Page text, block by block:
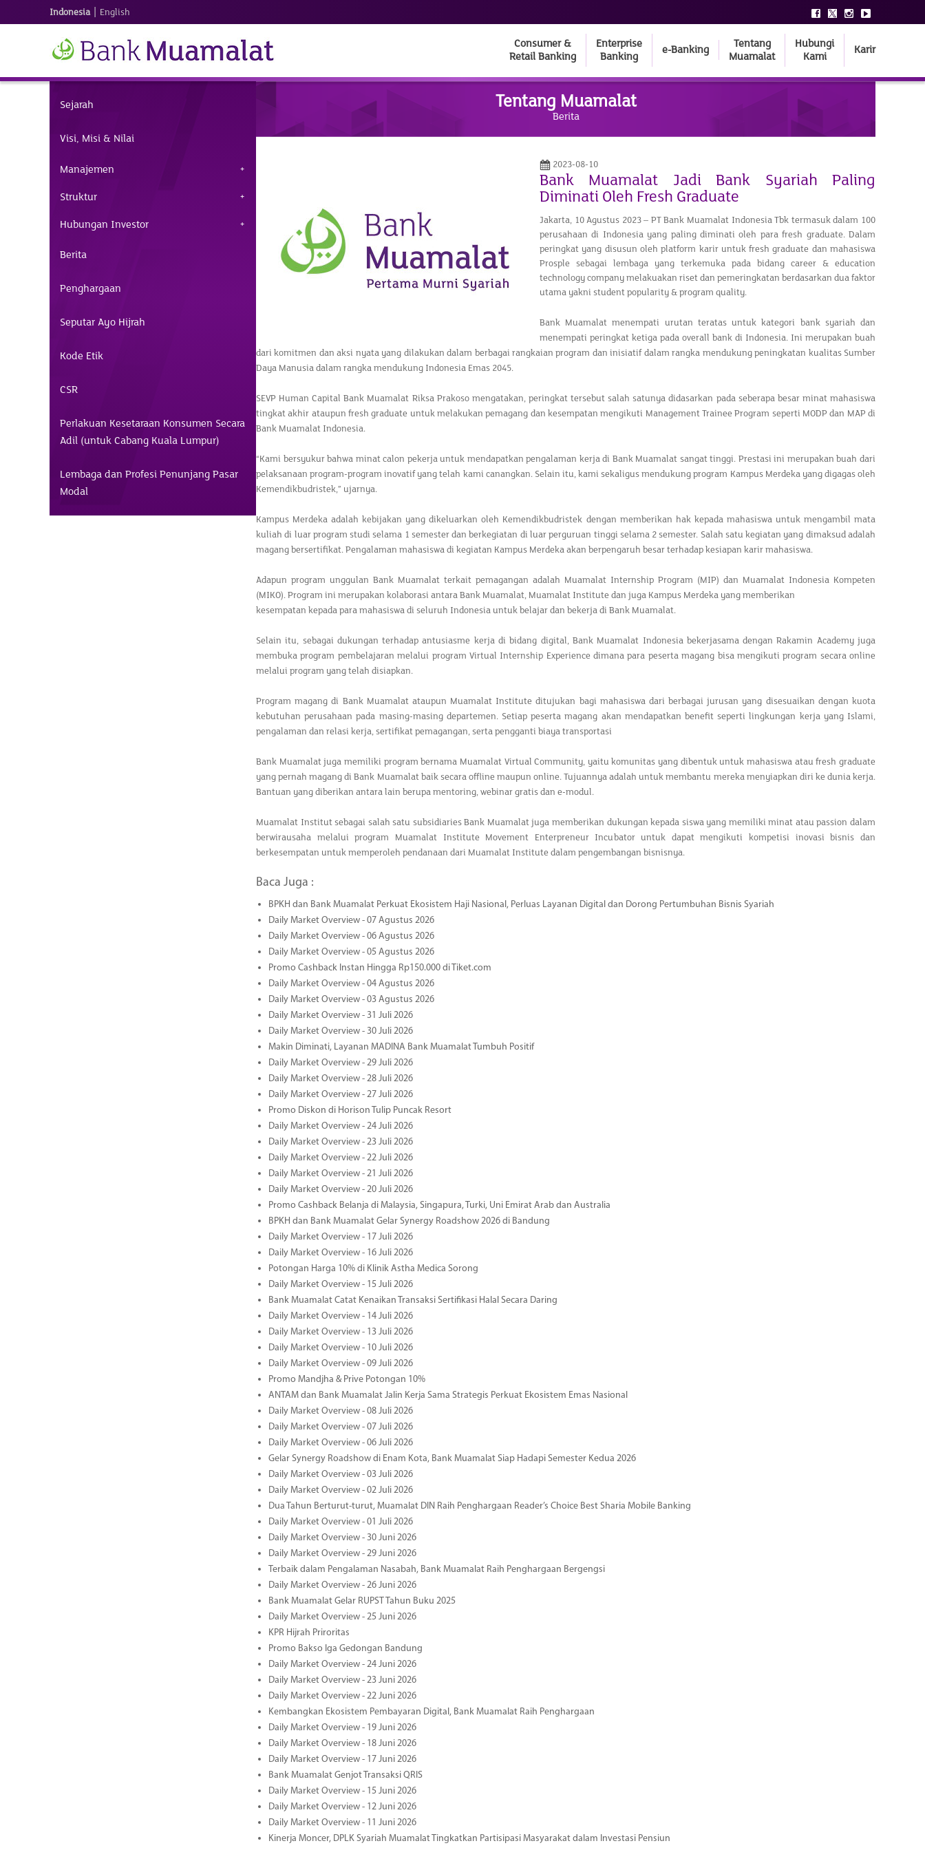
Indonesia | English
Consumer &
Retail Banking
Enterprise
Banking
e-Banking
Tentang
Muamalat
Hubungi
Kami
Karir
Sejarah
Visi, Misi & Nilai
Manajemen
Struktur
Hubungan Investor
Berita
Penghargaan
Seputar Ayo Hijrah
Kode Etik
CSR
Perlakuan Kesetaraan Konsumen Secara
Adil (untuk Cabang Kuala Lumpur)
Lembaga dan Profesi Penunjang Pasar
Modal
Tentang Muamalat
Berita
2023-08-10
Bank Muamalat Jadi Bank Syariah Paling
Diminati Oleh Fresh Graduate
Jakarta, 10 Agustus 2023 – PT Bank Muamalat Indonesia Tbk termasuk dalam 100
perusahaan di Indonesia yang paling diminati oleh para fresh graduate. Dalam
peringkat yang disusun oleh platform karir untuk fresh graduate dan mahasiswa
Prosple sebagai lembaga yang terkemuka pada bidang career & education
technology company melakuakan riset dan pemeringkatan berdasarkan dua faktor
utama yakni student popularity & program quality.
Bank Muamalat menempati urutan teratas untuk kategori bank syariah dan
menempati peringkat ketiga pada overall bank di Indonesia. Ini merupakan buah
dari komitmen dan aksi nyata yang dilakukan dalam berbagai rangkaian program dan inisiatif dalam rangka mendukung peningkatan kualitas Sumber
Daya Manusia dalam rangka mendukung Indonesia Emas 2045.
SEVP Human Capital Bank Muamalat Riksa Prakoso mengatakan, peringkat tersebut salah satunya didasarkan pada seberapa besar minat mahasiswa
tingkat akhir ataupun fresh graduate untuk melakukan pemagang dan kesempatan mengikuti Management Trainee Program seperti MODP dan MAP di
Bank Muamalat Indonesia.
“Kami bersyukur bahwa minat calon pekerja untuk mendapatkan pengalaman kerja di Bank Muamalat sangat tinggi. Prestasi ini merupakan buah dari
pelaksanaan program-program inovatif yang telah kami canangkan. Selain itu, kami sekaligus mendukung program Kampus Merdeka yang digagas oleh
Kemendikbudristek,” ujarnya.
Kampus Merdeka adalah kebijakan yang dikeluarkan oleh Kemendikbudristek dengan memberikan hak kepada mahasiswa untuk mengambil mata
kuliah di luar program studi selama 1 semester dan berkegiatan di luar perguruan tinggi selama 2 semester. Salah satu kegiatan yang dimaksud adalah
magang bersertifikat. Pengalaman mahasiswa di kegiatan Kampus Merdeka akan berpengaruh besar terhadap kesiapan karir mahasiswa.
Adapun program unggulan Bank Muamalat terkait pemagangan adalah Muamalat Internship Program (MIP) dan Muamalat Indonesia Kompeten
(MIKO). Program ini merupakan kolaborasi antara Bank Muamalat, Muamalat Institute dan juga Kampus Merdeka yang memberikan
kesempatan kepada para mahasiswa di seluruh Indonesia untuk belajar dan bekerja di Bank Muamalat.
Selain itu, sebagai dukungan terhadap antusiasme kerja di bidang digital, Bank Muamalat Indonesia bekerjasama dengan Rakamin Academy juga
membuka program pembelajaran melalui program Virtual Internship Experience dimana para peserta magang bisa mengikuti program secara online
melalui program yang telah disiapkan.
Program magang di Bank Muamalat ataupun Muamalat Institute ditujukan bagi mahasiswa dari berbagai jurusan yang disesuaikan dengan kuota
kebutuhan perusahaan pada masing-masing departemen. Setiap peserta magang akan mendapatkan benefit seperti lingkungan kerja yang Islami,
pengalaman dan relasi kerja, sertifikat pemagangan, serta pengganti biaya transportasi
Bank Muamalat juga memiliki program bernama Muamalat Virtual Community, yaitu komunitas yang dibentuk untuk mahasiswa atau fresh graduate
yang pernah magang di Bank Muamalat baik secara offline maupun online. Tujuannya adalah untuk membantu mereka menyiapkan diri ke dunia kerja.
Bantuan yang diberikan antara lain berupa mentoring, webinar gratis dan e-modul.
Muamalat Institut sebagai salah satu subsidiaries Bank Muamalat juga memberikan dukungan kepada siswa yang memiliki minat atau passion dalam
berwirausaha melalui program Muamalat Institute Movement Enterpreneur Incubator untuk dapat mengikuti kompetisi inovasi bisnis dan
berkesempatan untuk memperoleh pendanaan dari Muamalat Institute dalam pengembangan bisnisnya.
Baca Juga :
BPKH dan Bank Muamalat Perkuat Ekosistem Haji Nasional, Perluas Layanan Digital dan Dorong Pertumbuhan Bisnis Syariah
Daily Market Overview - 07 Agustus 2026
Daily Market Overview - 06 Agustus 2026
Daily Market Overview - 05 Agustus 2026
Promo Cashback Instan Hingga Rp150.000 di Tiket.com
Daily Market Overview - 04 Agustus 2026
Daily Market Overview - 03 Agustus 2026
Daily Market Overview - 31 Juli 2026
Daily Market Overview - 30 Juli 2026
Makin Diminati, Layanan MADINA Bank Muamalat Tumbuh Positif
Daily Market Overview - 29 Juli 2026
Daily Market Overview - 28 Juli 2026
Daily Market Overview - 27 Juli 2026
Promo Diskon di Horison Tulip Puncak Resort
Daily Market Overview - 24 Juli 2026
Daily Market Overview - 23 Juli 2026
Daily Market Overview - 22 Juli 2026
Daily Market Overview - 21 Juli 2026
Daily Market Overview - 20 Juli 2026
Promo Cashback Belanja di Malaysia, Singapura, Turki, Uni Emirat Arab dan Australia
BPKH dan Bank Muamalat Gelar Synergy Roadshow 2026 di Bandung
Daily Market Overview - 17 Juli 2026
Daily Market Overview - 16 Juli 2026
Potongan Harga 10% di Klinik Astha Medica Sorong
Daily Market Overview - 15 Juli 2026
Bank Muamalat Catat Kenaikan Transaksi Sertifikasi Halal Secara Daring
Daily Market Overview - 14 Juli 2026
Daily Market Overview - 13 Juli 2026
Daily Market Overview - 10 Juli 2026
Daily Market Overview - 09 Juli 2026
Promo Mandjha & Prive Potongan 10%
ANTAM dan Bank Muamalat Jalin Kerja Sama Strategis Perkuat Ekosistem Emas Nasional
Daily Market Overview - 08 Juli 2026
Daily Market Overview - 07 Juli 2026
Daily Market Overview - 06 Juli 2026
Gelar Synergy Roadshow di Enam Kota, Bank Muamalat Siap Hadapi Semester Kedua 2026
Daily Market Overview - 03 Juli 2026
Daily Market Overview - 02 Juli 2026
Dua Tahun Berturut-turut, Muamalat DIN Raih Penghargaan Reader’s Choice Best Sharia Mobile Banking
Daily Market Overview - 01 Juli 2026
Daily Market Overview - 30 Juni 2026
Daily Market Overview - 29 Juni 2026
Terbaik dalam Pengalaman Nasabah, Bank Muamalat Raih Penghargaan Bergengsi
Daily Market Overview - 26 Juni 2026
Bank Muamalat Gelar RUPST Tahun Buku 2025
Daily Market Overview - 25 Juni 2026
KPR Hijrah Priroritas
Promo Bakso Iga Gedongan Bandung
Daily Market Overview - 24 Juni 2026
Daily Market Overview - 23 Juni 2026
Daily Market Overview - 22 Juni 2026
Kembangkan Ekosistem Pembayaran Digital, Bank Muamalat Raih Penghargaan
Daily Market Overview - 19 Juni 2026
Daily Market Overview - 18 Juni 2026
Daily Market Overview - 17 Juni 2026
Bank Muamalat Genjot Transaksi QRIS
Daily Market Overview - 15 Juni 2026
Daily Market Overview - 12 Juni 2026
Daily Market Overview - 11 Juni 2026
Kinerja Moncer, DPLK Syariah Muamalat Tingkatkan Partisipasi Masyarakat dalam Investasi Pensiun